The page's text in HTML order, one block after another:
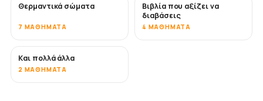
ΣΎΝΤΟΜΑ
Θερμαντικά σώματα
7 ΜΑΘΉΜΑΤΑ
ΣΎΝΤΟΜΑ
Βιβλία που αξίζει να
διαβάσεις
4 ΜΑΘΉΜΑΤΑ
ΣΎΝΤΟΜΑ
Και πολλά άλλα
2 ΜΑΘΉΜΑΤΑ